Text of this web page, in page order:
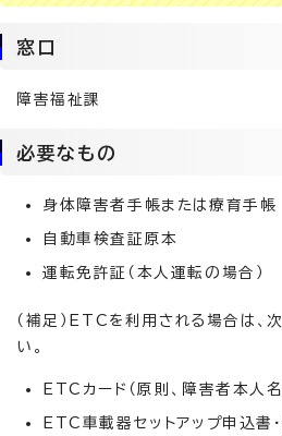
窓口
障害福祉課
必要なもの
身体障害者手帳または療育手帳
自動車検査証原本
運転免許証（本人運転の場合）
（補足）ETCを利用される場合は、
い。
ETCカード（原則、障害者本人
ETC車載器セットアップ申込書